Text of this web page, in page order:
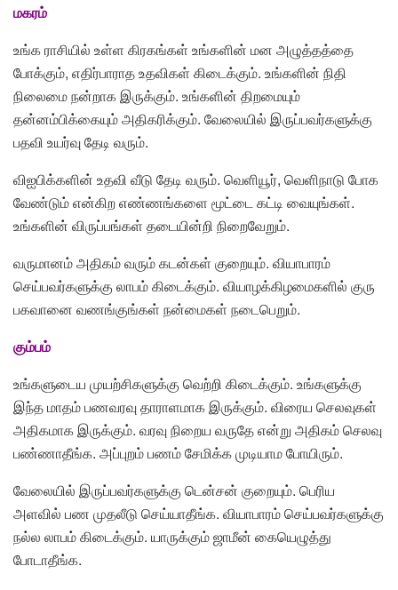
மகரம்
உங்க ராசியில் உள்ள கிரகங்கள் உங்களின் மன அழுத்தத்தை
போக்கும், எதிர்பாராத உதவிகள் கிடைக்கும். உங்களின் நிதி
நிலைமை நன்றாக இருக்கும். உங்களின் திறமையும்
தன்னம்பிக்கையும் அதிகரிக்கும். வேலையில் இருப்பவர்களுக்கு
பதவி உயர்வு தேடி வரும்.
விஐபிக்களின் உதவி வீடு தேடி வரும். வெளியூர், வெளிநாடு போக
வேண்டும் என்கிற எண்ணங்களை மூட்டை கட்டி வையுங்கள்.
உங்களின் விருப்பங்கள் தடையின்றி நிறைவேறும்.
வருமானம் அதிகம் வரும் கடன்கள் குறையும். வியாபாரம்
செய்பவர்களுக்கு லாபம் கிடைக்கும். வியாழக்கிழமைகளில் குரு
பகவானை வணங்குங்கள் நன்மைகள் நடைபெறும்.
கும்பம்
உங்களுடைய முயற்சிகளுக்கு வெற்றி கிடைக்கும். உங்களுக்கு
இந்த மாதம் பணவரவு தாராளமாக இருக்கும். விரைய செலவுகள்
அதிகமாக இருக்கும். வரவு நிறைய வருதே என்று அதிகம் செலவு
பண்ணாதீங்க. அப்புறம் பணம் சேமிக்க முடியாம போயிரும்.
வேலையில் இருப்பவர்களுக்கு டென்சன் குறையும். பெரிய
அளவில் பண முதலீடு செய்யாதீங்க. வியாபாரம் செய்பவர்களுக்கு
நல்ல லாபம் கிடைக்கும். யாருக்கும் ஜாமீன் கையெழுத்து
போடாதீங்க.